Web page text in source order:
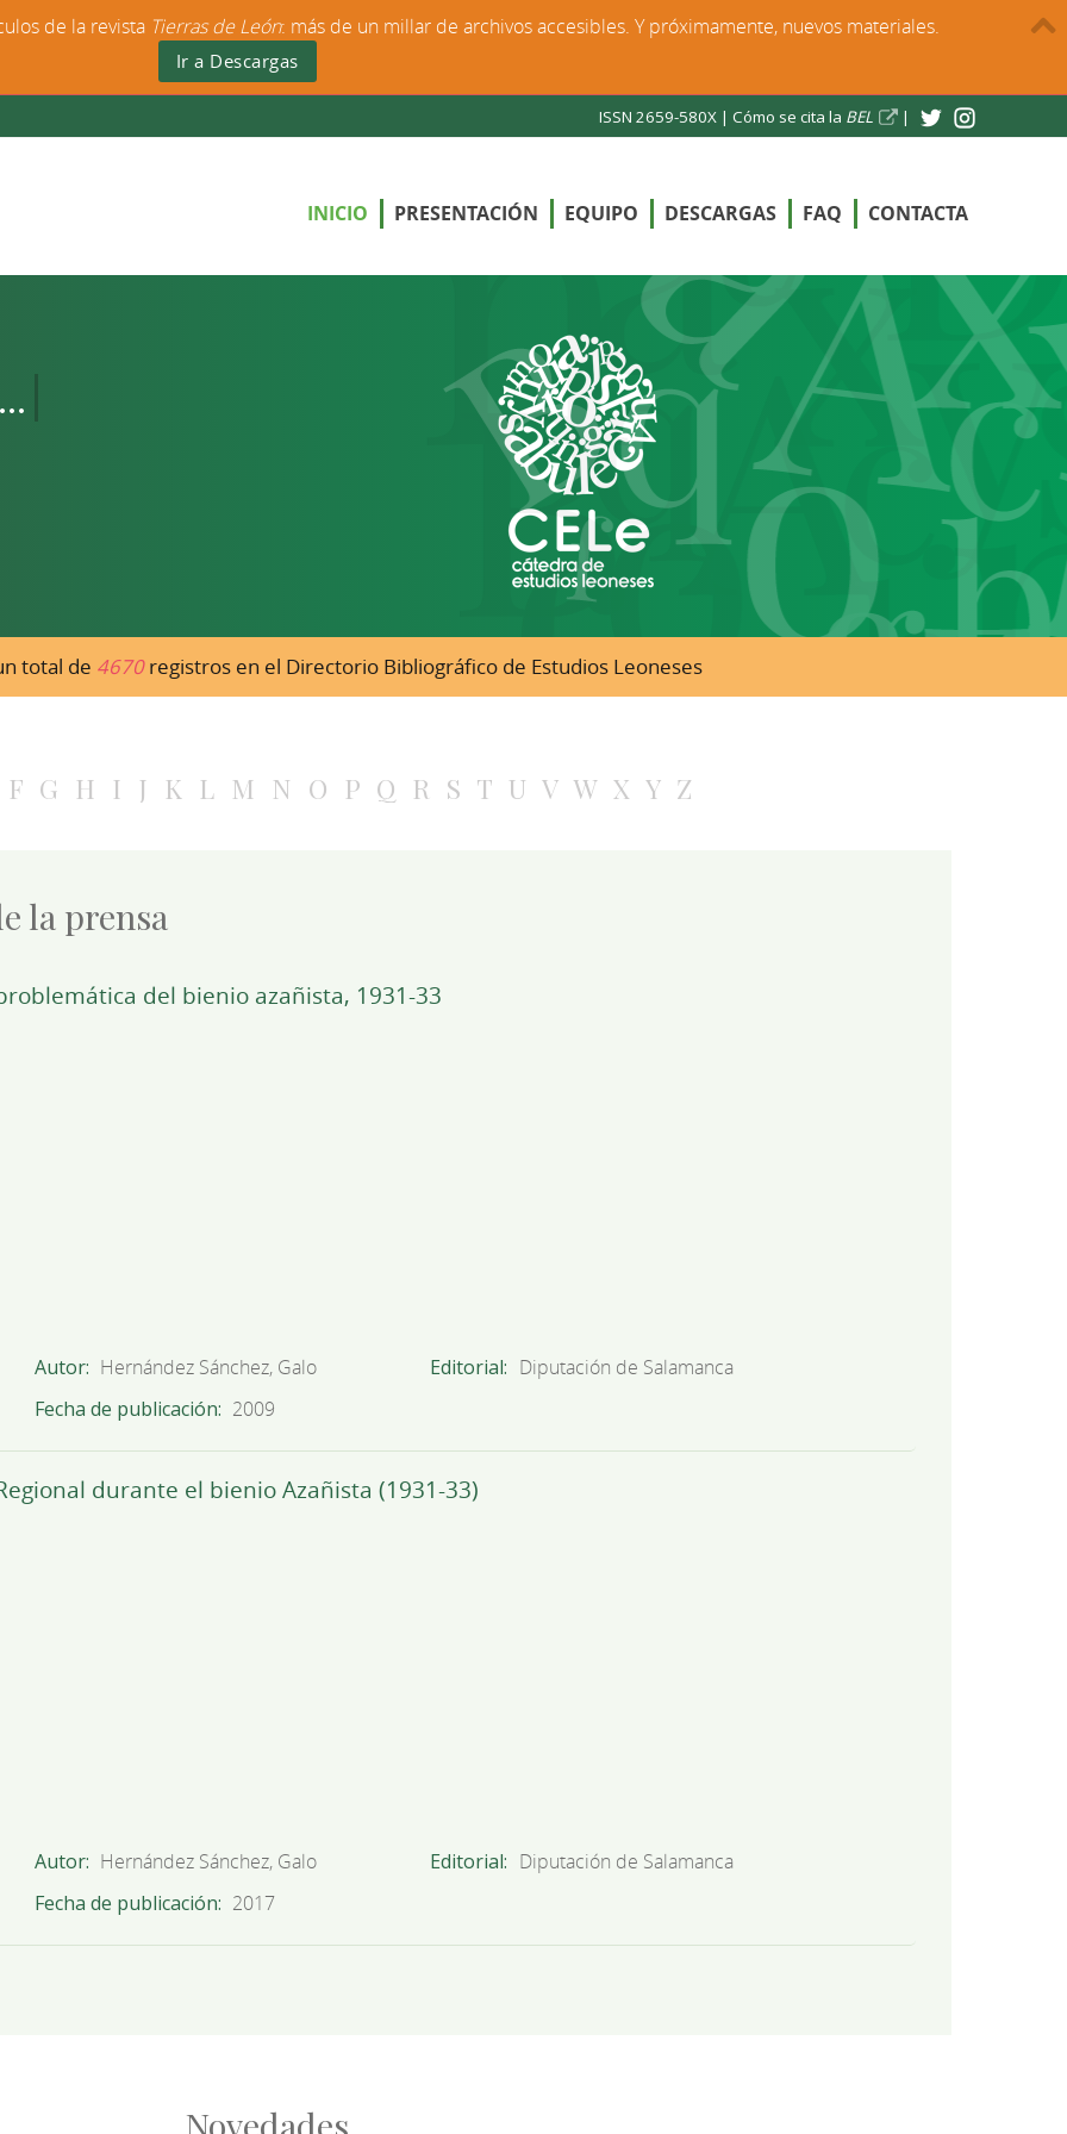
ISSN 2659-580X | Cómo se cita la BEL |
INICIO PRESENTACIÓN EQUIPO DESCARGAS FAQ CONTACTA
total de 4670registros en el Directorio Bibliográfico de Estudios Leoneses
F G H I J K L M N O P Q R S T U V W X Y Z
la prensa
del bienio azañista, 1931-33
Autor Hernández Sánchez, Galo Editorial
Diputación de Salamanca
Fecha de publicación
2009
durante el bienio Azañista (1931-33)
Autor Hernández Sánchez, Galo Editorial
Diputación de Salamanca
Fecha de publicación
2017
Novedades
de la revista Tierras de León: más de un millar de archivos accesibles. Y próximamente, nuevos materiales.
Ir a Descargas